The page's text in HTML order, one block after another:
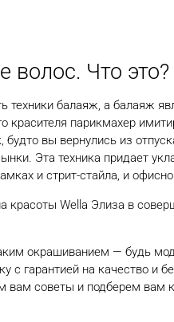
волос. Что это?
техники балаяж, а балаяж
парикмахер
будто вы вернулись из
Эта техника придает
и стрит-стайла, и
красоты Wella Элиза в
окрашиванием — будь
гарантией на качество и
вам советы и подберем вам